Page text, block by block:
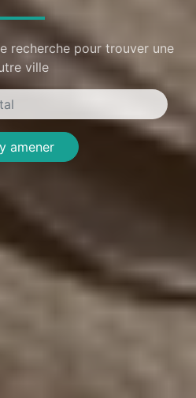
recherche pour trouver une
ville
amener